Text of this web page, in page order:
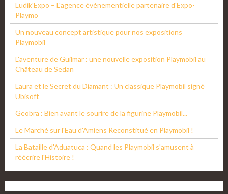
Ludik'Expo – L'agence événementielle partenaire d'Expo-
Playmo
Un nouveau concept artistique pour nos expositions
Playmobil
L'aventure de Guilmar : une nouvelle exposition Playmobil au
Château de Sedan
Laura et le Secret du Diamant : Un classique Playmobil signé
Ubisoft
Geobra : Bien avant le sourire de la figurine Playmobil...
Le Marché sur l'Eau d'Amiens Reconstitué en Playmobil !
La Bataille d'Aduatuca : Quand les Playmobil s'amusent à
réécrire l'Histoire !